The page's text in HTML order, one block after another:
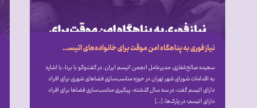
نیاز فوری به پناهگاه امن موقت برای خانواده‌های اتیسم در بحران‌ها
سعیده صالح‌غفاری، مدیرعامل انجمن اتیسم ایران، در گفت‌و‌گو با برنا، با اشاره
به اقدامات شورای شهر تهران در حوزه مناسب‌سازی فضا‌های شهری برای افراد
دارای اتیسم گفت: در سه سال گذشته، پیگیری مناسب‌سازی فضا‌ها برای افراد
دارای اتیسم؛ در پارک‌ها، […]